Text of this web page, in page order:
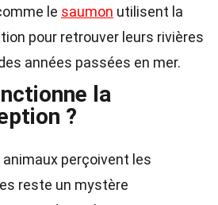
le saumon utilisent la
pour retrouver leurs rivières
années passées en mer.
la
?
perçoivent les
reste un mystère